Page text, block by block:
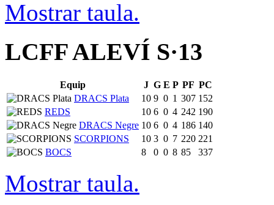
Mostrar taula.
LCFF ALEVÍ S·13
Equip J G E P PF PC
DRACS Plata
10 9 0 1 307 152
REDS
10 6 0 4 242 190
DRACS Negre 10 6 0 4 186 140
SCORPIONS
10 3 0 7 220 221
BOCS
8 0 0 8 85 337
Mostrar taula.